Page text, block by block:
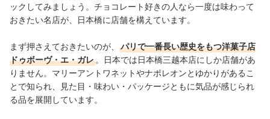
ックしてみましょう。チョコレート好きの人なら一度は味わって
おきたい名店が、日本橋に店舗を構えています。
まず押さえておきたいのが、
パリで一番長い歴史をもつ洋菓子店
ドゥボーヴ・エ・ガレ 。日本では日本橋三越本店にしか店舗があ
りません。マリーアントワネットやナポレオンとゆかりがあるこ
とで知られ、見た目・味わい・パッケージともに気品が感じられ
る品を展開しています。